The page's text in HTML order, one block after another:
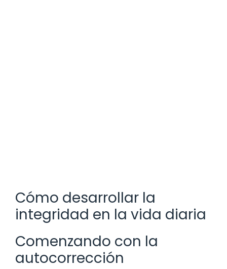
Cómo desarrollar la
integridad en la vida diaria
Comenzando con la
autocorrección